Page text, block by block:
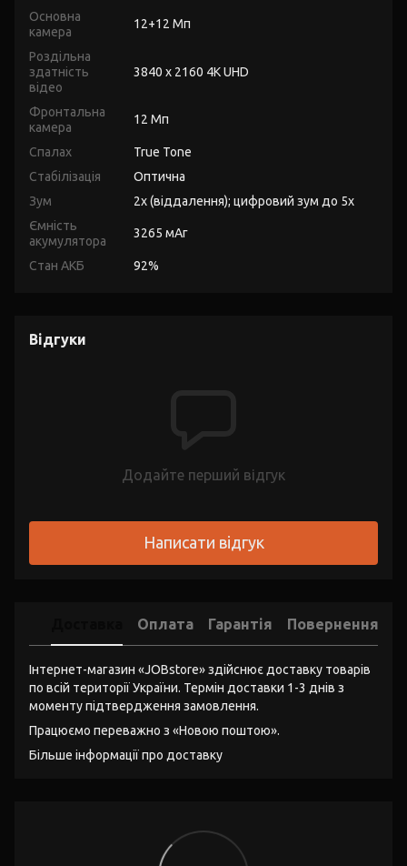
Основна
камера
12+12 Мп
Роздільна
здатність
відео
3840 x 2160 4K UHD
Фронтальна
камера
12 Мп
Спалах
True Tone
Стабілізація
Оптична
Зум
2x (віддалення); цифровий зум до 5x
Ємність
акумулятора
3265 мАг
Стан АКБ 92%
Відгуки
Додайте перший відгук
Написати відгук
Оплата Гарантія Повернення
Інтернет-магазин «JOBstore» здійснює доставку товарів
по всій території України. Термін доставки 1-3 днів з
моменту підтвердження замовлення.
Працюємо переважно з «Новою поштою».
Більше інформації про доставку